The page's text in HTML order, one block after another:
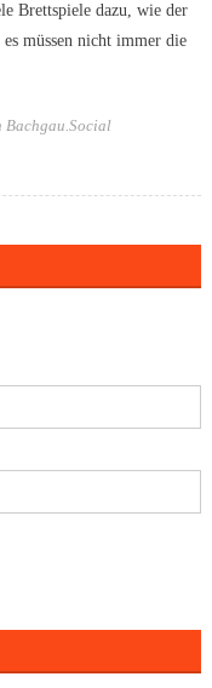
Brettspiele dazu, wie der
müssen nicht immer die
Bachgau.Social